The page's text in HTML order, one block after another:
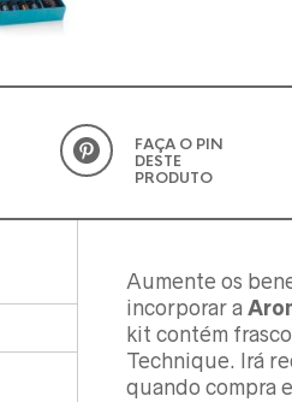
FAÇA O PIN
DESTE
PRODUTO
Aumente os
incorporar a
kit contém
Technique. Irá
quando compra